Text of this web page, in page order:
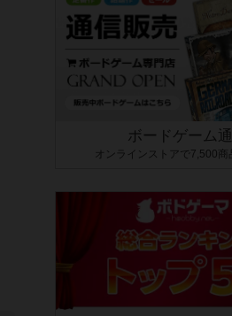
ボードゲーム
オンラインストアで7,500商